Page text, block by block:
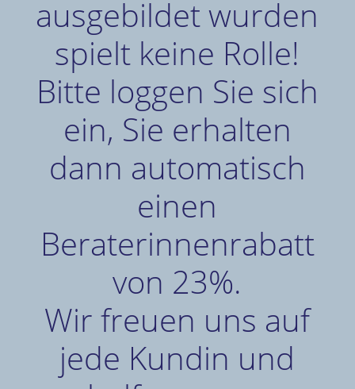
ausgebildet wurden
spielt keine Rolle!
Bitte loggen Sie sich
ein, Sie erhalten
dann automatisch
einen
Beraterinnenrabatt
von 23%.
Wir freuen uns auf
jede Kundin und